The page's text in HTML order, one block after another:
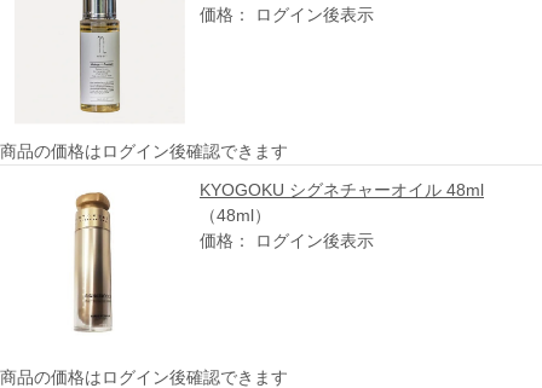
価格： ログイン後表示
商品の価格はログイン後確認できます
KYOGOKU シグネチャーオイル 48ml
（48ml）
価格： ログイン後表示
商品の価格はログイン後確認できます